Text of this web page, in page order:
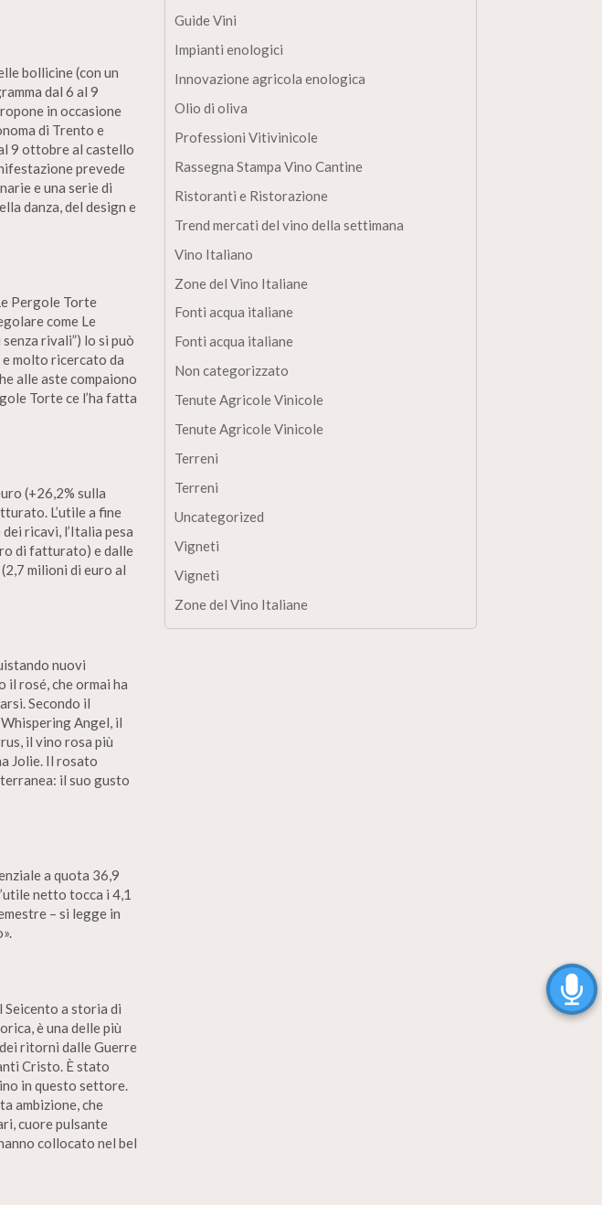
bollicine (con un
dal 6 al 9
in occasione
di Trento e
9 ottobre al castello
prevede
e una serie di
danza, del design e
Pergole Torte
come Le
rivali”) lo si può
molto ricercato da
alle aste compaiono
Torte ce l’ha fatta
(+26,2% sulla
L’utile a fine
ricavi, l’Italia pesa
di fatturato) e dalle
milioni di euro al
nuovi
il rosé, che ormai ha
Secondo il
Angel, il
il vino rosa più
Jolie. Il rosato
il suo gusto
a quota 36,9
netto tocca i 4,1
– si legge in
Seicento a storia di
è una delle più
ritorni dalle Guerre
Cristo. È stato
in questo settore.
ambizione, che
cuore pulsante
collocato nel bel
Guide Vini
Impianti enologici
Innovazione agricola enologica
Olio di oliva
Professioni Vitivinicole
Rassegna Stampa Vino Cantine
Ristoranti e Ristorazione
Trend mercati del vino della settimana
Vino Italiano
Zone del Vino Italiane
Fonti acqua italiane
Fonti acqua italiane
Non categorizzato
Tenute Agricole Vinicole
Tenute Agricole Vinicole
Terreni
Terreni
Uncategorized
Vigneti
Vigneti
Zone del Vino Italiane